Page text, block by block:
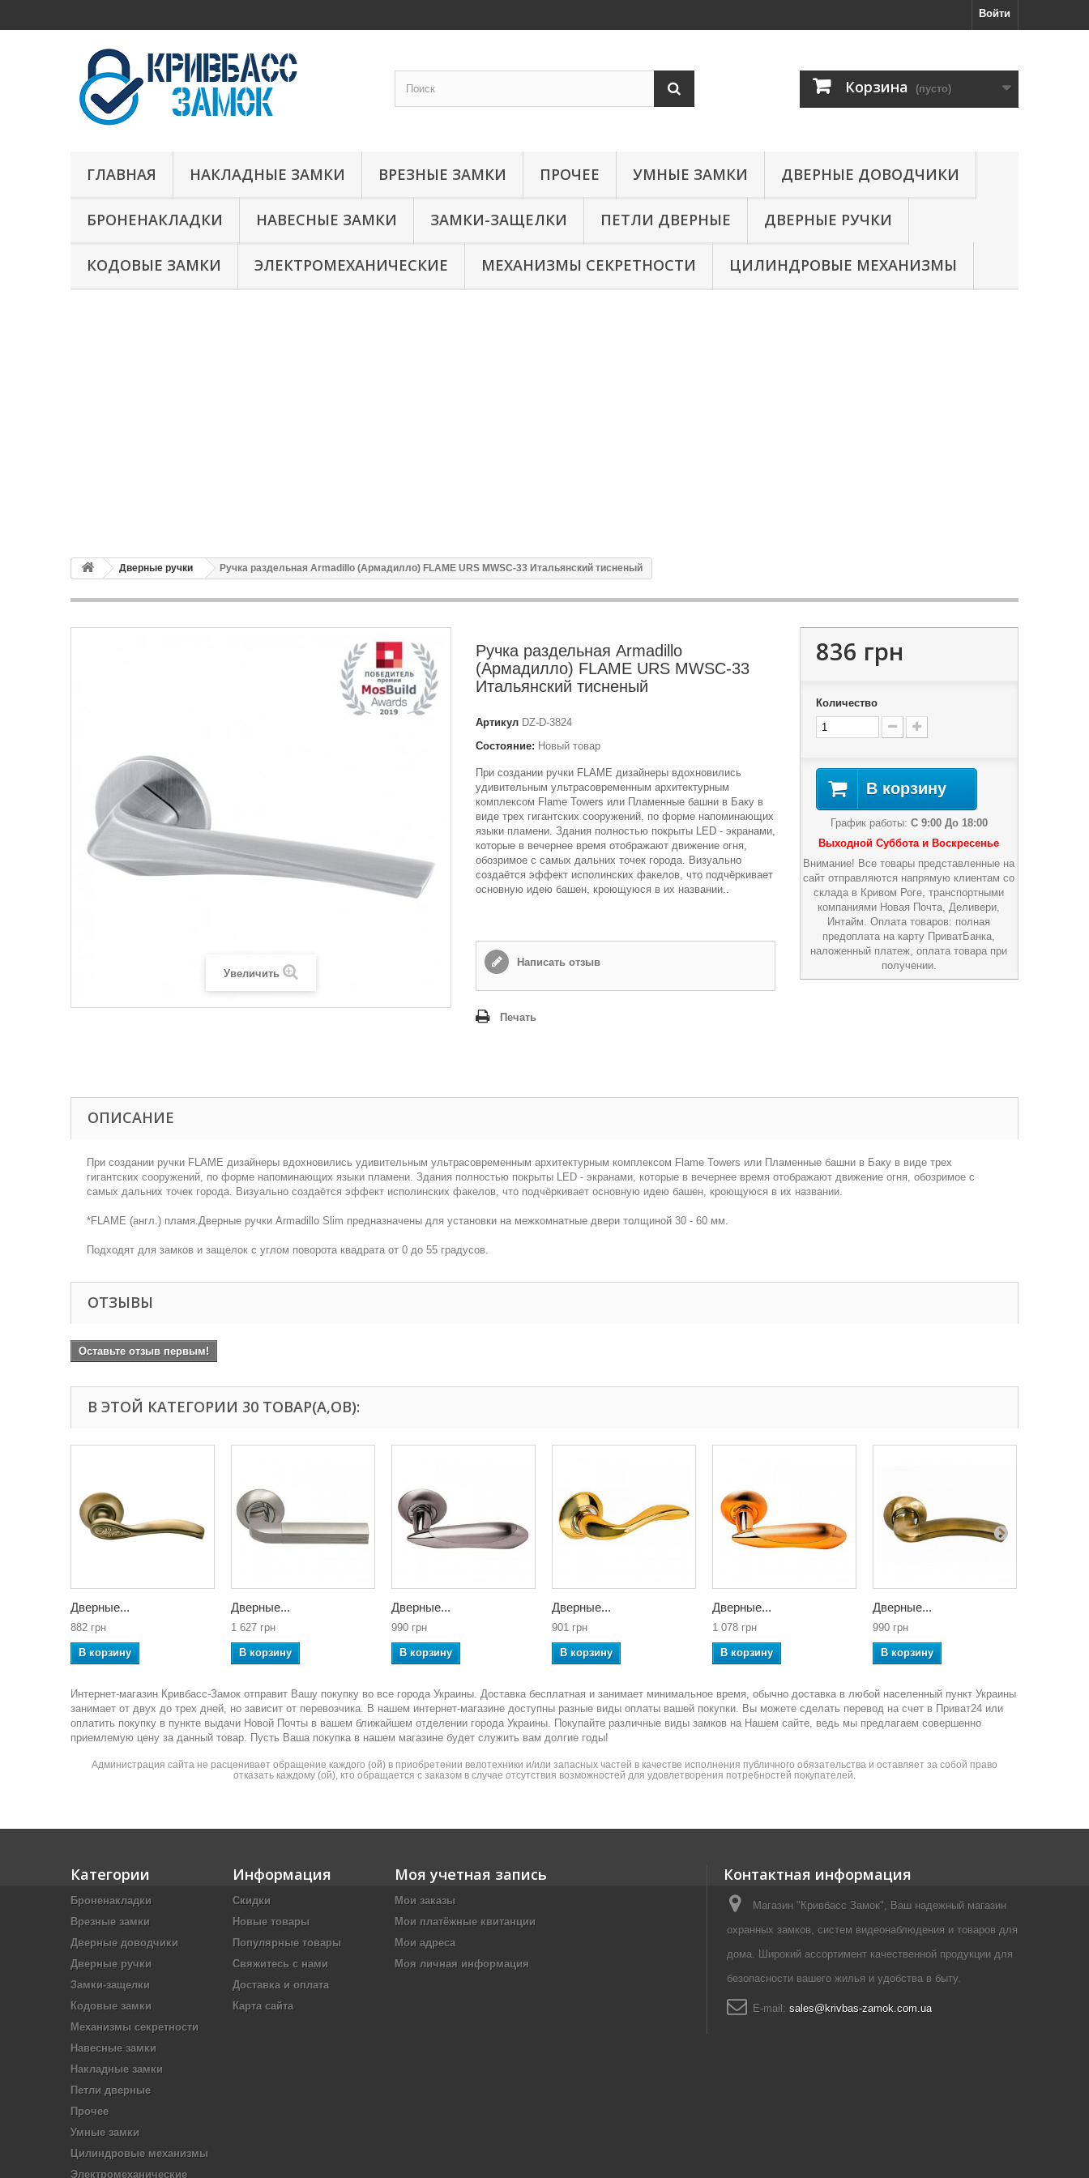
Войти
Корзина (пусто)
ГЛАВНАЯ НАКЛАДНЫЕ ЗАМКИ ВРЕЗНЫЕ ЗАМКИ ПРОЧЕЕ УМНЫЕ ЗАМКИ ДВЕРНЫЕ ДОВОДЧИКИ
БРОНЕНАКЛАДКИ НАВЕСНЫЕ ЗАМКИ ЗАМКИ-ЗАЩЕЛКИ ПЕТЛИ ДВЕРНЫЕ ДВЕРНЫЕ РУЧКИ
КОДОВЫЕ ЗАМКИ ЭЛЕКТРОМЕХАНИЧЕСКИЕ МЕХАНИЗМЫ СЕКРЕТНОСТИ ЦИЛИНДРОВЫЕ МЕХАНИЗМЫ
Дверные ручки Ручка раздельная Armadillo (Армадилло) FLAME URS MWSC-33 Итальянский тисненый
Увеличить
Ручка раздельная Armadillo
(Армадилло) FLAME URS MWSC-33
Итальянский тисненый
Артикул DZ-D-3824
Состояние: Новый товар
При создании ручки FLAME дизайнеры вдохновились
удивительным ультрасовременным архитектурным
комплексом Flame Towers или Пламенные башни в Баку в
виде трех гигантских сооружений, по форме напоминающих
языки пламени. Здания полностью покрыты LED - экранами,
которые в вечернее время отображают движение огня,
обозримое с самых дальних точек города. Визуально
создаётся эффект исполинских факелов, что подчёркивает
основную идею башен, кроющуюся в их названии..
Написать отзыв
Печать
836 грн
Количество
В корзину
График работы: С 9:00 До 18:00
Выходной Суббота и Воскресенье
Внимание! Все товары представленные на
сайт отправляются напрямую клиентам со
склада в Кривом Роге, транспортными
компаниями Новая Почта, Деливери,
Интайм. Оплата товаров: полная
предоплата на карту ПриватБанка,
наложенный платеж, оплата товара при
получении.
ОПИСАНИЕ
При создании ручки FLAME дизайнеры вдохновились удивительным ультрасовременным архитектурным комплексом Flame Towers или Пламенные башни в Баку в виде трех
гигантских сооружений, по форме напоминающих языки пламени. Здания полностью покрыты LED - экранами, которые в вечернее время отображают движение огня, обозримое с
самых дальних точек города. Визуально создаётся эффект исполинских факелов, что подчёркивает основную идею башен, кроющуюся в их названии.
*FLAME (англ.) пламя.Дверные ручки Armadillo Slim предназначены для установки на межкомнатные двери толщиной 30 - 60 мм.
Подходят для замков и защелок с углом поворота квадрата от 0 до 55 градусов.
ОТЗЫВЫ
Оставьте отзыв первым!
В ЭТОЙ КАТЕГОРИИ 30 ТОВАР(А,ОВ):
Дверные...
882 грн
В корзину
Дверные...
1 627 грн
В корзину
Дверные...
990 грн
В корзину
Дверные...
901 грн
В корзину
Дверные...
1 078 грн
В корзину
Дверные...
990 грн
В корзину
Интернет-магазин Кривбасс-Замок отправит Вашу покупку во все города Украины. Доставка бесплатная и занимает минимальное время, обычно доставка в любой населенный пункт Украины
занимает от двух до трех дней, но зависит от перевозчика. В нашем интернет-магазине доступны разные виды оплаты вашей покупки. Вы можете сделать перевод на счет в Приват24 или
оплатить покупку в пункте выдачи Новой Почты в вашем ближайшем отделении города Украины. Покупайте различные виды замков на Нашем сайте, ведь мы предлагаем совершенно
приемлемую цену за данный товар. Пусть Ваша покупка в нашем магазине будет служить вам долгие годы!
Администрация сайта не расценивает обращение каждого (ой) в приобретении велотехники и/или запасных частей в качестве исполнения публичного обязательства и оставляет за собой право
отказать каждому (ой), кто обращается с заказом в случае отсутствия возможностей для удовлетворения потребностей покупателей.
Категории
Броненакладки
Врезные замки
Дверные доводчики
Дверные ручки
Замки-защелки
Кодовые замки
Механизмы секретности
Навесные замки
Накладные замки
Петли дверные
Прочее
Умные замки
Цилиндровые механизмы
Электромеханические
Информация
Скидки
Новые товары
Популярные товары
Свяжитесь с нами
Доставка и оплата
Карта сайта
Моя учетная запись
Мои заказы
Мои платёжные квитанции
Мои адреса
Моя личная информация
Контактная информация
Магазин "Кривбасс Замок", Ваш надежный магазин
охранных замков, систем видеонаблюдения и товаров для
дома. Широкий ассортимент качественной продукции для
безопасности вашего жилья и удобства в быту.
E-mail: sales@krivbas-zamok.com.ua